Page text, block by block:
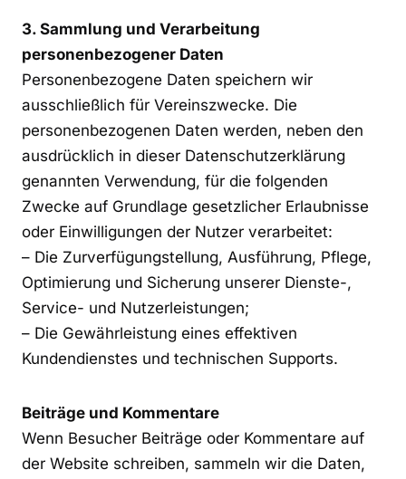
3. Sammlung und Verarbeitung
personenbezogener Daten
Personenbezogene Daten speichern wir
ausschließlich für Vereinszwecke. Die
personenbezogenen Daten werden, neben den
ausdrücklich in dieser Datenschutzerklärung
genannten Verwendung, für die folgenden
Zwecke auf Grundlage gesetzlicher Erlaubnisse
oder Einwilligungen der Nutzer verarbeitet:
– Die Zurverfügungstellung, Ausführung, Pflege,
Optimierung und Sicherung unserer Dienste-,
Service- und Nutzerleistungen;
– Die Gewährleistung eines effektiven
Kundendienstes und technischen Supports.
Beiträge und Kommentare
Wenn Besucher Beiträge oder Kommentare auf
der Website schreiben, sammeln wir die Daten,